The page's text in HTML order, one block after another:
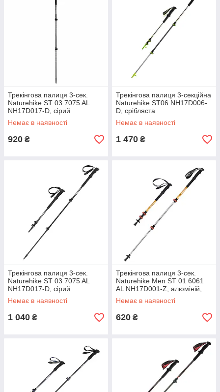
Трекінгова палиця 3-сек.
Naturehike ST 03 7075 AL
NH17D017-D, сірий
Немає в наявності
920 ₴
Трекінгова палиця 3-секційна
Naturehike ST06 NH17D006-
D, срібляста
Немає в наявності
1 470 ₴
Трекінгова палиця 3-сек.
Naturehike ST 03 7075 AL
NH17D017-D, сірий
Немає в наявності
1 040 ₴
Трекінгова палиця 3-сек.
Naturehike Men ST 01 6061
AL NH17D001-Z, алюміній,
золотиста
Немає в наявності
620 ₴